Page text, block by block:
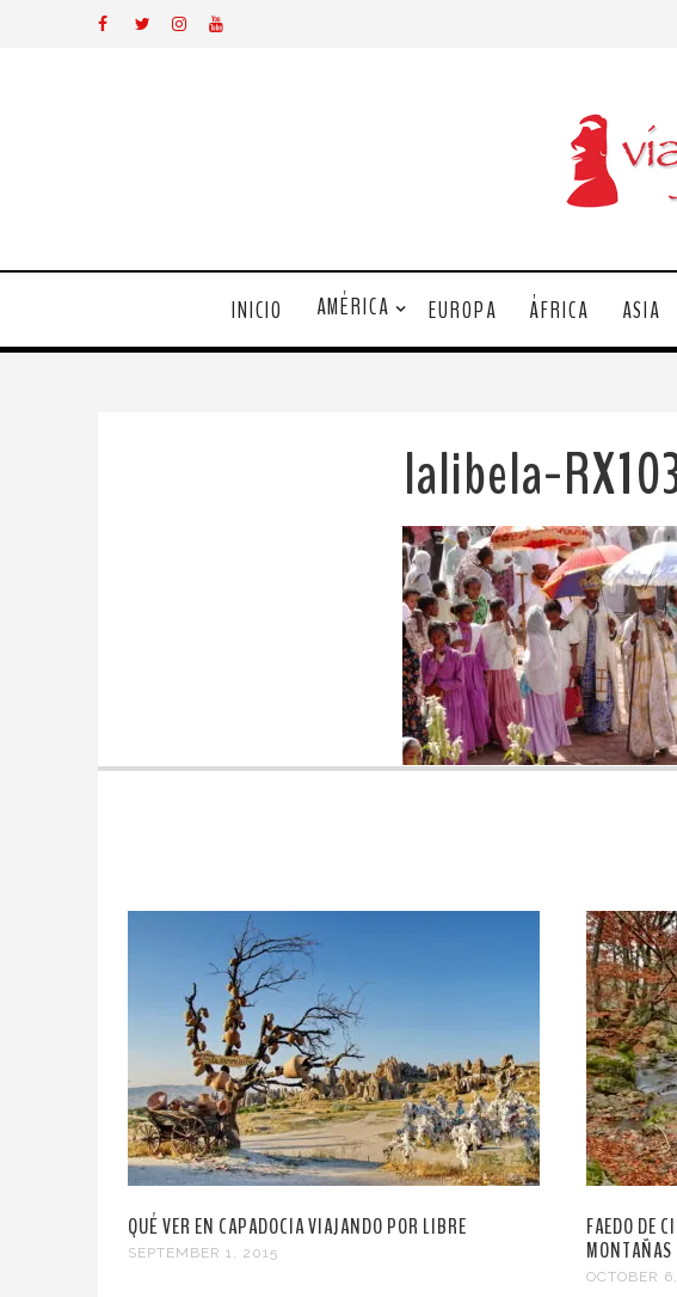
INICIO AMÉRICA EUROPA ÁFRICA ASIA
lalibela-
QUÉ VER EN CAPADOCIA VIAJANDO POR LIBRE
SEPTEMBER 1, 2015
FAEDO DE
MONTAÑAS
OCTOBER